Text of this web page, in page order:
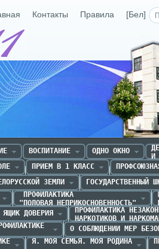
Контакты Правила [Бел]
ВОСПИТАНИЕ ОДНО ОКНО
И
ПРИЕМ В 1 КЛАСС
ЗЕМЛИ ГОСУДАРСТВЕННЫЙ
ПРОФИЛАКТИКА
"ПОЛОВАЯ НЕПРИКОСНОВЕННОСТЬ"
ЯЩИК ДОВЕРИЯ
ПРОФИЛАКТИКА
НАРКОТИКОВ И
О СОБЛЮДЕНИИ МЕР
Я. МОЯ СЕМЬЯ. МОЯ РОДИНА